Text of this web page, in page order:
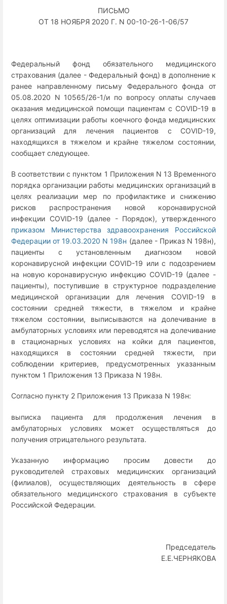
ПИСЬМО
ОТ 18 НОЯБРЯ 2020 Г. N 00-10-26-1-06/57
Федеральный фонд обязательного медицинского
страхования (далее - Федеральный фонд) в дополнение к
ранее направленному письму Федерального фонда от
05.08.2020 N 10565/26-1/и по вопросу оплаты случаев
оказания медицинской помощи пациентам с COVID-19 в
целях оптимизации работы коечного фонда медицинских
организаций для лечения пациентов с COVID-19,
находящихся в тяжелом и крайне тяжелом состоянии,
сообщает следующее.
В соответствии с пунктом 1 Приложения N 13 Временного
порядка организации работы медицинских организаций в
целях реализации мер по профилактике и снижению
рисков распространения новой коронавирусной
инфекции COVID-19 (далее - Порядок), утвержденного
приказом Министерства здравоохранения Российской
Федерации от 19.03.2020 N 198н (далее - Приказ N 198н),
пациенты с установленным диагнозом новой
коронавирусной инфекции COVID-19 или с подозрением
на новую коронавирусную инфекцию COVID-19 (далее -
пациенты), поступившие в структурное подразделение
медицинской организации для лечения COVID-19 в
состоянии средней тяжести, в тяжелом и крайне
тяжелом состоянии, выписываются на долечивание в
амбулаторных условиях или переводятся на долечивание
в стационарных условиях на койки для пациентов,
находящихся в состоянии средней тяжести, при
соблюдении критериев, предусмотренных указанным
пунктом 1 Приложения 13 Приказа N 198н.
Согласно пункту 2 Приложения 13 Приказа N 198н:
выписка пациента для продолжения лечения в
амбулаторных условиях может осуществляться до
получения отрицательного результата.
Указанную информацию просим довести до
руководителей страховых медицинских организаций
(филиалов), осуществляющих деятельность в сфере
обязательного медицинского страхования в субъекте
Российской Федерации.
Председатель
Е.Е.ЧЕРНЯКОВА